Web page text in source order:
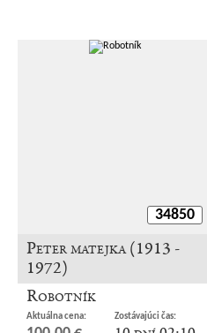
34850
Peter matejka (1913 -
1972)
Robotník
Aktuálna cena: Zostávajúci čas: